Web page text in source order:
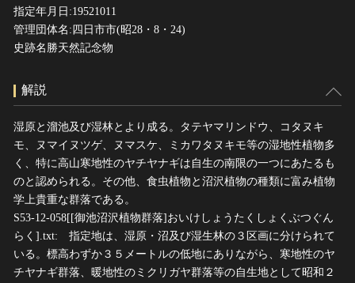
指定年月日:19521011
管理団体名:四日市市(昭28・8・24)
史跡名勝天然記念物
解説
湿原と溜池及び湿林とより成る。タテヤマリンドウ、コタヌキ
モ、ヌマイヌツゲ、ヌマスケ、ミカワタヌキモ等の湿地性植物多
く、特に高山寒地性のヤチヤナギは自生の南限の一つにあたるも
のと認められる。その他、食虫植物と沼沢植物の種類に富み植物
学上貴重な群落である。
S53-12-058[[御池沼沢植物群落]おいけしょうたくしょくぶつぐん
らく].txt: 指定地は、湿原・沼及び湿生林の３区画に分けられて
いる。標高わずか３５メートルの低地にありながら、寒地性のヤ
チヤナギ群落、暖地性のミクリガヤ群落等の自生地として昭和２